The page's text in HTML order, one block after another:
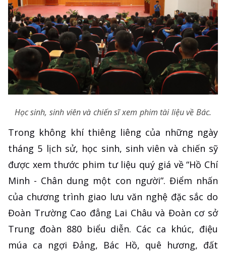
Học sinh, sinh viên và chiến sĩ xem phim tài liệu về Bác.
Trong không khí thiêng liêng của những ngày
tháng 5 lịch sử, học sinh, sinh viên và chiến sỹ
được xem thước phim tư liệu quý giá về “Hồ Chí
Minh - Chân dung một con người”. Điểm nhấn
của chương trình giao lưu văn nghệ đặc sắc do
Đoàn Trường Cao đẳng Lai Châu và Đoàn cơ sở
Trung đoàn 880 biểu diễn. Các ca khúc, điệu
múa ca ngợi Đảng, Bác Hồ, quê hương, đất